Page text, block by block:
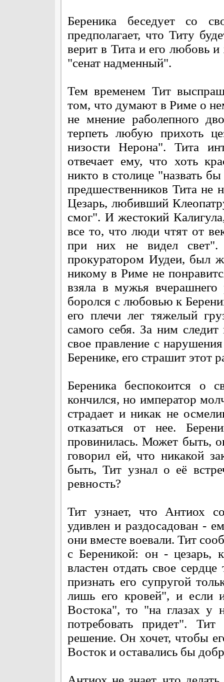
Береника беседует со
предполагает, что Титу
верит в Тита и его любовь и
"сенат надменный".
Тем временем Тит
том, что думают в Риме о
не мнение раболепного
терпеть любую прихоть
низости Нерона". Тита
отвечает ему, что хоть
никто в столице "назвать
предшественников Тита
Цезарь, любивший
смог". И жестокий
все то, что люди чтят от
при них не видел
прокуратором Иудеи, был
никому в Риме не
взяла в мужья вчерашнего
боролся с любовью к
его плечи лег тяжелый
самого себя. За ним
свое правление с
Беренике, его страшит этот
Береника беспокоится о
кончился, но император
страдает и никак не
отказаться от нее.
провинилась. Может быть,
говорил ей, что никакой
быть, Тит узнал о её
ревность?
Тит узнает, что Антиох
удивлен и раздосадован -
они вместе воевали. Тит
с Береникой: он - цезарь,
властен отдать свое
признать его супругой
лишь его кровей", и если
Востока", то "на глазах у
потребовать придет".
решение. Он хочет, чтобы
Восток и оставались бы